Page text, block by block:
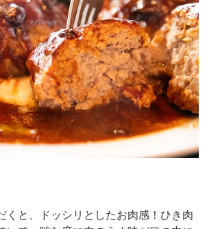
くと、ドッシリとしたお肉感！ひき肉